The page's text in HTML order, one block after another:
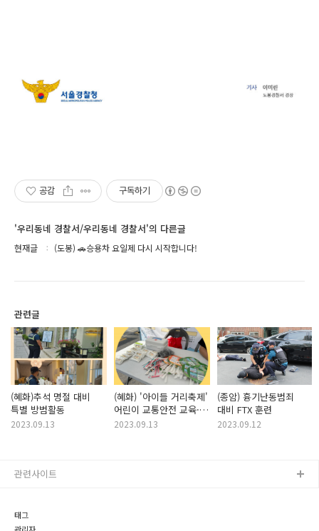
공감 구독하기
'우리동네 경찰서/우리동네 경찰서'의 다른글
현재글 (도봉) 🚗승용차 요일제 다시 시작합니다!
관련글
(혜화)추석 명절 대비
특별 방범활동
2023.09.13
(혜화) '아이들 거리축제'
어린이 교통안전 교육·
캠페인 실시
2023.09.13
(종암) 흉기난동범죄
대비 FTX 훈련
2023.09.12
태그
관련사이트